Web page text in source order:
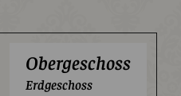
Obergeschoss
Erdgeschoss